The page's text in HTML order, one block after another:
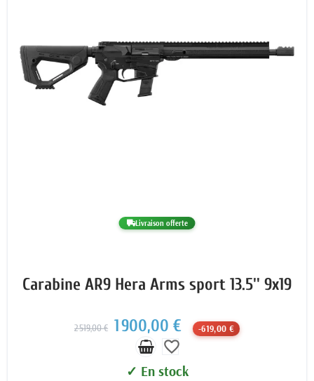
Livraison offerte
Carabine AR9 Hera Arms sport 13.5'' 9x19
2 519,00 € 1 900,00 € -619,00 €
favorite_border
✓ En stock